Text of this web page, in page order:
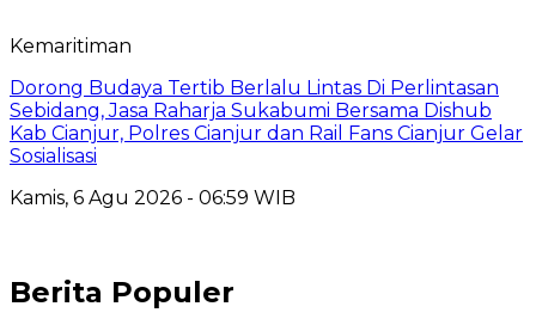
Kemaritiman
Dorong Budaya Tertib Berlalu Lintas Di Perlintasan
Sebidang, Jasa Raharja Sukabumi Bersama Dishub
Kab Cianjur, Polres Cianjur dan Rail Fans Cianjur Gelar
Sosialisasi
Kamis, 6 Agu 2026 - 06:59 WIB
Berita Populer